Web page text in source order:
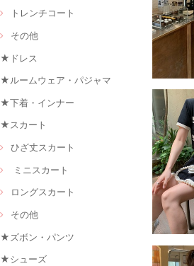
トレンチコート
その他
★ドレス
★ルームウェア・パジャマ
★下着・インナー
★スカート
ひざ丈スカート
ミニスカート
ロングスカート
その他
★ズボン・パンツ
★シューズ